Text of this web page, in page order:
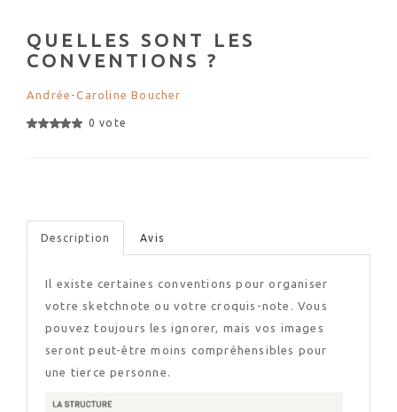
QUELLES SONT LES
CONVENTIONS ?
Andrée-Caroline Boucher
0 vote
Description Avis
Il existe certaines conventions pour organiser
votre sketchnote ou votre croquis-note. Vous
pouvez toujours les ignorer, mais vos images
seront peut-être moins compréhensibles pour
une tierce personne.